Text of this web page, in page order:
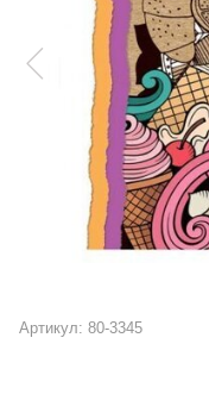
Артикул: 80-3345